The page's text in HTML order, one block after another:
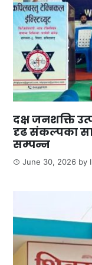
दक्ष जनशक्ति
दृढ संकल्पका
सम्पन्न
June 30, 2026 by